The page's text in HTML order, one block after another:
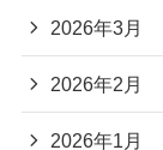
2026年3月
2026年2月
2026年1月